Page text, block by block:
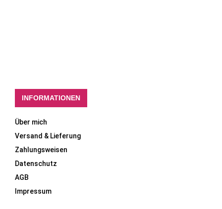
INFORMATIONEN
Über mich
Versand & Lieferung
Zahlungsweisen
Datenschutz
AGB
Impressum